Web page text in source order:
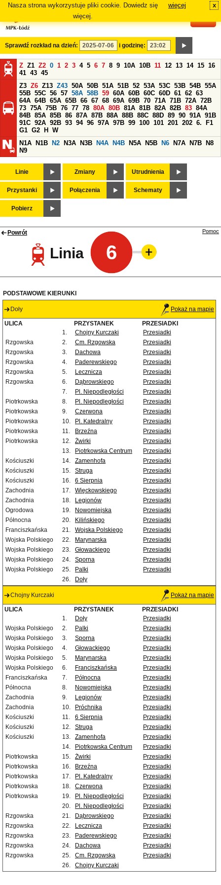
Nasza strona wykorzystuje pliki cookie. Dowiedz się
więcej.
więcej x
Sprawdź rozkład na dzień: i godzinę:
Z Z1 Z2 0 1 2 3 4 5 6 7 8 9 10A 10B 11 12 13 14 15 16
41 43 45
Z3 Z6 Z13 Z43 50A 50B 51A 51B 52 53A 53C 53B 54B 55A
55B 55C 56 57 58A 58B 59 60A 60B 60C 60D 61 62 63
64A 64B 65A 65B 66 67 68 69A 69B 70 71A 71B 72A 72B
73 75A 75B 76 77 78 80A 80B 81A 81B 82A 82B 83 84A
84B 85A 85B 86 87A 87B 88A 88B 88C 88D 89 90 91A 91B
91C 92A 92B 93 94 96 97A 97B 99 100 101 201 202 6.
F1
G1 G2 H
W
N1A
N1B N2 N3A N3B N4A N4B N5A N5B N6 N7A N7B
N8
N9
Linie Zmiany Utrudnienia
Przystanki Połączenia Schematy
Pobierz
Powrót
Linia 6
Pomoc
PODSTAWOWE KIERUNKI
Doły Pokaż na mapie
ULICA PRZYSTANEK
PRZESIADKI
1.
Chojny Kurczaki
Przesiadki
Rzgowska
2. Cm. Rzgowska
Przesiadki
Rzgowska
3. Dachowa
Przesiadki
Rzgowska
4. Paderewskiego
Przesiadki
Rzgowska
5. Lecznicza
Przesiadki
Rzgowska
6. Dąbrowskiego
Przesiadki
7.
Pl. Niepodległości
Przesiadki
Piotrkowska
8. Pl. Niepodległości
Przesiadki
Piotrkowska
9. Czerwona
Przesiadki
Piotrkowska
10. Pl. Katedralny
Przesiadki
Piotrkowska
11. Brzeźna
Przesiadki
Piotrkowska
12. Żwirki
Przesiadki
13.
Piotrkowska Centrum
Przesiadki
Kościuszki
14. Zamenhofa
Przesiadki
Kościuszki
15. Struga
Przesiadki
Kościuszki
16. 6 Sierpnia
Przesiadki
Zachodnia
17. Więckowskiego
Przesiadki
Zachodnia
18. Legionów
Przesiadki
Ogrodowa
19. Nowomiejska
Przesiadki
Północna
20. Kilińskiego
Przesiadki
Franciszkańska
21. Wojska Polskiego
Przesiadki
Wojska Polskiego
22. Marynarska
Przesiadki
Wojska Polskiego
23. Głowackiego
Przesiadki
Wojska Polskiego
24. Sporna
Przesiadki
Wojska Polskiego
25. Palki
Przesiadki
26.
Doły
Chojny Kurczaki Pokaż na mapie
ULICA PRZYSTANEK
PRZESIADKI
1.
Doły
Przesiadki
Wojska Polskiego
2. Palki
Przesiadki
Wojska Polskiego
3. Sporna
Przesiadki
Wojska Polskiego
4. Głowackiego
Przesiadki
Wojska Polskiego
5. Marynarska
Przesiadki
Wojska Polskiego
6. Franciszkańska
Przesiadki
Franciszkańska
7. Północna
Przesiadki
Północna
8. Nowomiejska
Przesiadki
Zachodnia
9. Legionów
Przesiadki
Zachodnia
10. Próchnika
Przesiadki
Kościuszki
11. 6 Sierpnia
Przesiadki
Kościuszki
12. Struga
Przesiadki
Kościuszki
13. Zamenhofa
Przesiadki
14.
Piotrkowska Centrum
Przesiadki
Piotrkowska
15. Żwirki
Przesiadki
Piotrkowska
16. Brzeźna
Przesiadki
Piotrkowska
17. Pl. Katedralny
Przesiadki
Piotrkowska
18. Czerwona
Przesiadki
Piotrkowska
19. Pl. Niepodległości
Przesiadki
20.
Pl. Niepodległości
Przesiadki
Rzgowska
21. Dąbrowskiego
Przesiadki
Rzgowska
22. Lecznicza
Przesiadki
Rzgowska
23. Paderewskiego
Przesiadki
Rzgowska
24. Dachowa
Przesiadki
Rzgowska
25. Cm. Rzgowska
Przesiadki
26.
Chojny Kurczaki